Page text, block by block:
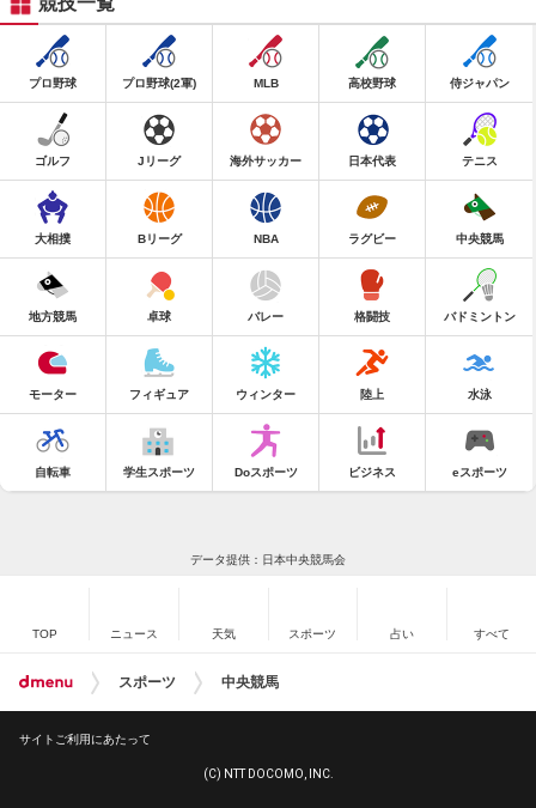
プロ野球 プロ野球(2軍) MLB 高校野球 侍ジャパン
ゴルフ Jリーグ 海外サッカー 日本代表 テニス
大相撲 Bリーグ NBA ラグビー 中央競馬
地方競馬 卓球 バレー 格闘技 バドミントン
モーター フィギュア ウィンター 陸上 水泳
自転車 学生スポーツ Doスポーツ ビジネス eスポーツ
データ提供：日本中央競馬会
TOP ニュース 天気 スポーツ 占い すべて
スポーツ 中央競馬
サイトご利用にあたって
(C) NTT DOCOMO, INC.